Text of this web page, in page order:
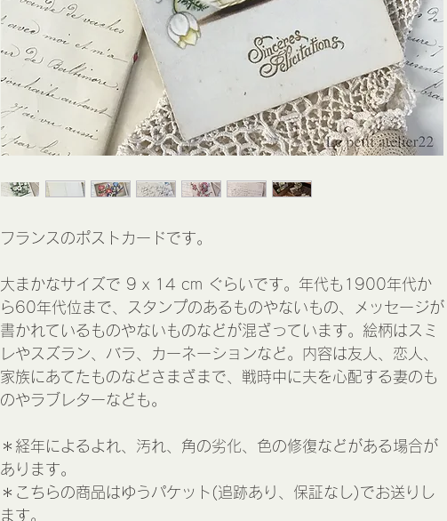
フランスのポストカードです。
大まかなサイズで 9 x 14 cm ぐらいです。年代も1900年代か
ら60年代位まで、スタンプのあるものやないもの、メッセージが
書かれているものやないものなどが混ざっています。絵柄はスミ
レやスズラン、バラ、カーネーションなど。内容は友人、恋人、
家族にあてたものなどさまざまで、戦時中に夫を心配する妻のも
のやラブレターなども。
＊経年によるよれ、汚れ、角の劣化、色の修復などがある場合が
あります。
＊こちらの商品はゆうパケット(追跡あり、保証なし)でお送りし
ます。